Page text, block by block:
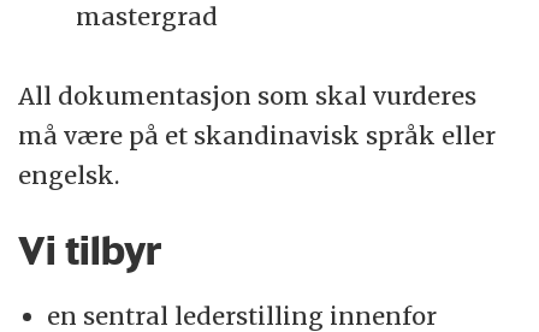
mastergrad
All dokumentasjon som skal vurderes
må være på et skandinavisk språk eller
engelsk.
Vi tilbyr
en sentral lederstilling innenfor